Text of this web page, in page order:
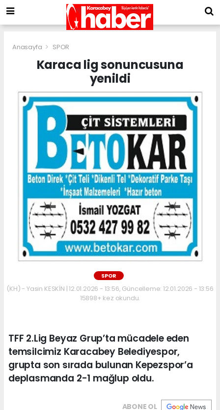
Anasayfa SPOR
Karaca lig sonuncusuna
yenildi
SPOR
(KH) - Yasin KESKİN | 12.01.2026 - 13:56, Güncelleme: 12.01.2026 - 13:56
15898+ kez okundu.
TFF 2.Lig Beyaz Grup’ta mücadele eden
temsilcimiz Karacabey Belediyespor,
grupta son sırada bulunan Kepezspor’a
deplasmanda 2-1 mağlup oldu.
ABONE OL